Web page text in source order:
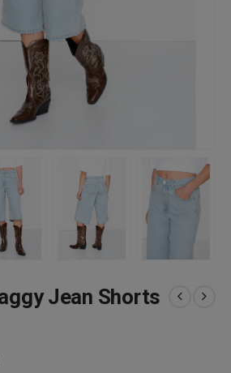
Jean Shorts